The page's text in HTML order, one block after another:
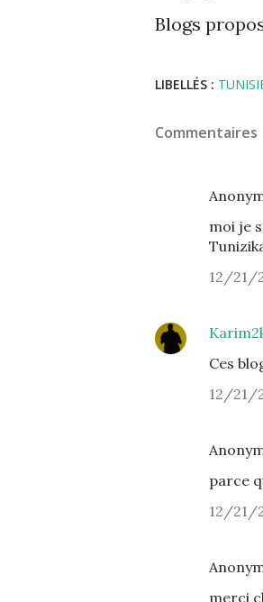
Blogs
LIBELLÉS :
Commentaires
moi je
12/21/
Ces
12/21/
parce
12/21/
merci